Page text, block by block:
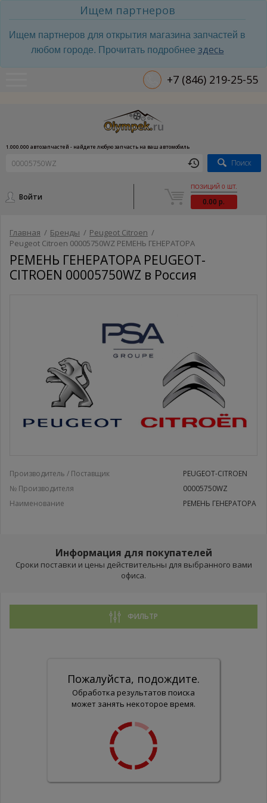
Ищем партнеров
Ищем партнеров для открытия магазина запчастей в
любом городе. Прочитать подробнее здесь
+7 (846) 219-25-55
1.000.000 автозапчастей - найдите любую запчасть на ваш автомобиль
Поиск
Войти
ПОЗИЦИЙ 0 ШТ.
0.00 р.
Главная / Бренды / Peugeot Citroen /
Peugeot Citroen 00005750WZ РЕМЕНЬ ГЕНЕРАТОРА
РЕМЕНЬ ГЕНЕРАТОРА PEUGEOT-
CITROEN 00005750WZ в Россия
Производитель / Поставщик
PEUGEOT-CITROEN
№ Производителя
00005750WZ
Наименование
РЕМЕНЬ ГЕНЕРАТОРА
Информация для покупателей
Сроки поставки и цены действительны для выбранного вами
офиса.
ФИЛЬТР
Пожалуйста, подождите.
Обработка результатов поиска
может занять некоторое время.